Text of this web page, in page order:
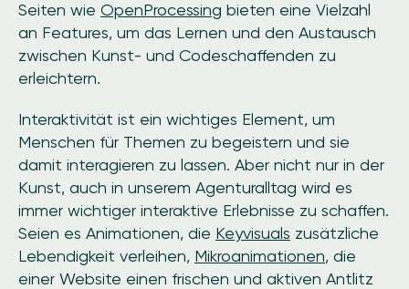
Seiten wie OpenProcessing bieten eine Vielzahl
an Features, um das Lernen und den Austausch
zwischen Kunst- und Codeschaffenden zu
erleichtern.
Interaktivität ist ein wichtiges Element, um
Menschen für Themen zu begeistern und sie
damit interagieren zu lassen. Aber nicht nur in der
Kunst, auch in unserem Agenturalltag wird es
immer wichtiger interaktive Erlebnisse zu schaffen.
Seien es Animationen, die Keyvisuals zusätzliche
Lebendigkeit verleihen, Mikroanimationen, die
einer Website einen frischen und aktiven Antlitz